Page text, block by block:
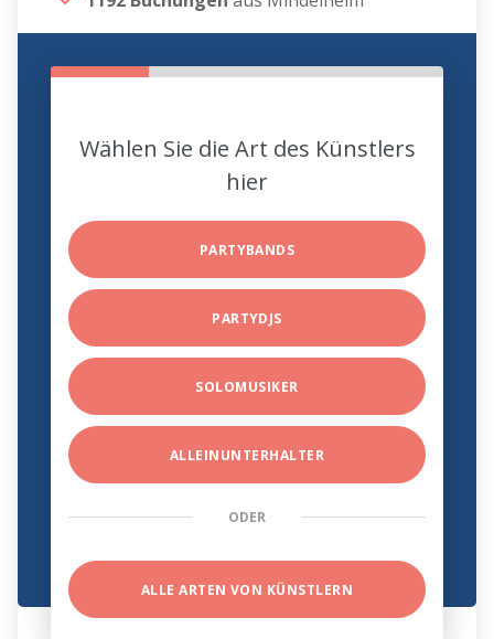
Wählen Sie die Art des Künstlers
hier
PARTYBANDS
PARTYDJS
SOLOMUSIKER
ALLEINUNTERHALTER
ODER
ALLE ARTEN VON KÜNSTLERN